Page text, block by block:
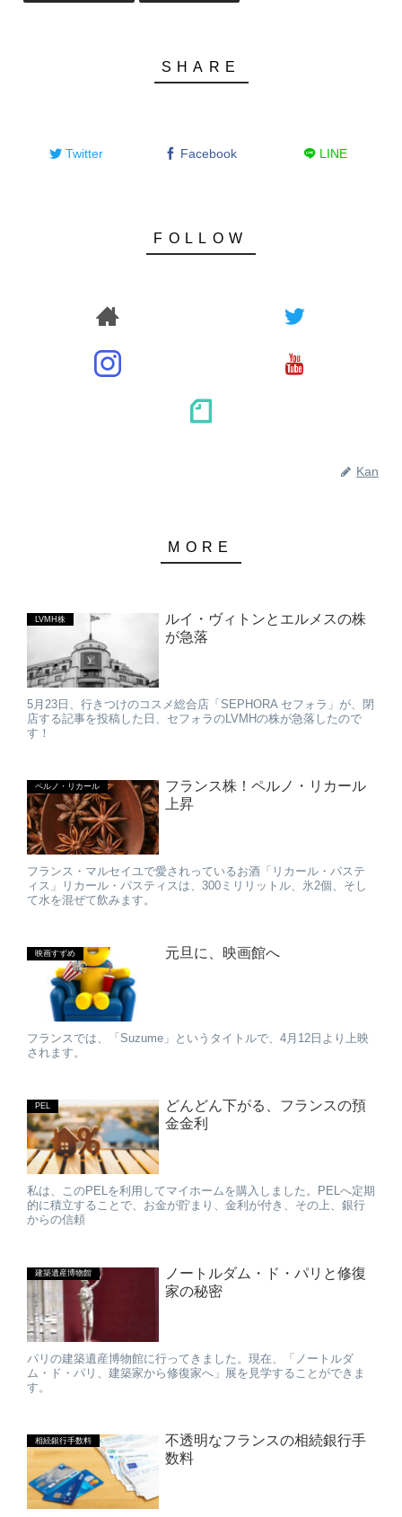
Twitter Facebook LINE
Kan
LVMH株
ルイ・ヴィトンとエルメスの株
が急落
5月23日、行きつけのコスメ総合店「SEPHORA セフォラ」が、閉
店する記事を投稿した日、セフォラのLVMHの株が急落したので
す！
ペルノ・リカール
フランス株！ペルノ・リカール
上昇
フランス・マルセイユで愛されっているお酒「リカール・パステ
ィス」リカール・パスティスは、300ミリリットル、氷2個、そし
て水を混ぜて飲みます。
映画すずめ 元旦に、映画館へ
フランスでは、「Suzume」というタイトルで、4月12日より上映
されます。
PEL
どんどん下がる、フランスの預
金金利
私は、このPELを利用してマイホームを購入しました。PELへ定期
的に積立することで、お金が貯まり、金利が付き、その上、銀行
からの信頼
建築遺産博物館
ノートルダム・ド・パリと修復
家の秘密
パリの建築遺産博物館に行ってきました。現在、「ノートルダ
ム・ド・パリ、建築家から修復家へ」展を見学することができま
す。
相続銀行手数料
不透明なフランスの相続銀行手
数料